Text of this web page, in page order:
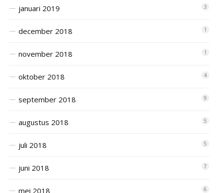
januari 2019 3
december 2018 1
november 2018 1
oktober 2018 4
september 2018 9
augustus 2018 5
juli 2018 5
juni 2018 7
mei 2018 6